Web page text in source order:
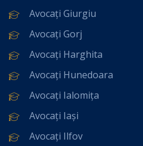
Avocați Giurgiu
Avocați Gorj
Avocați Harghita
Avocați Hunedoara
Avocați Ialomița
Avocați Iași
Avocați Ilfov